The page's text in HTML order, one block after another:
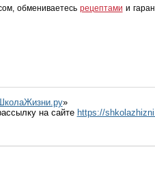
обмениваетесь рецептами и
»
на сайте https://